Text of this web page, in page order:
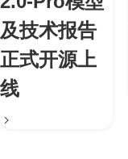
及技术报告
正式开源上
线